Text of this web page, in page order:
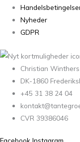
Nyheder
GDPR
Christian
DK-1860
+45 31 38 24 04
CVR 39386046